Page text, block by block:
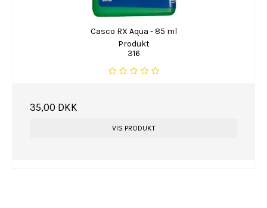
Casco RX Aqua - 85 ml
Produkt
316
35,00 DKK
VIS PRODUKT